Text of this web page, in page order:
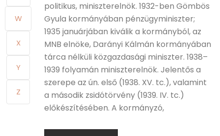
W
X
Y
Z
politikus, miniszterelnök. 1932-ben Gömbös
Gyula kormányában pénzügyminiszter;
1935 januárjában kiválik a kormányból, az
MNB elnöke, Darányi Kálmán kormányában
tárca nélküli közgazdasági miniszter. 1938–
1939 folyamán miniszterelnök. Jelentős a
szerepe az ún. első (1938. XV. tc.), valamint
a második zsidótörvény (1939. IV. tc.)
előkészítésében. A kormányzó,